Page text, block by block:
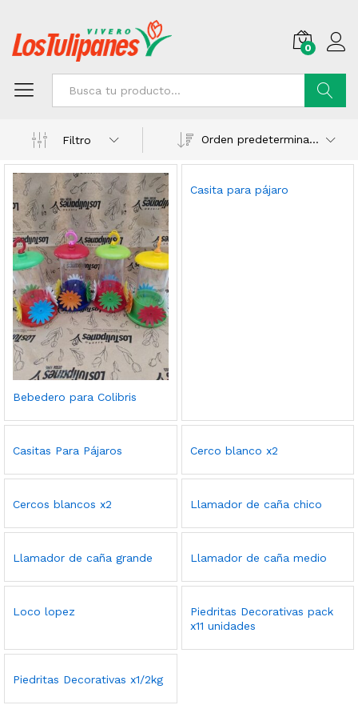
0
Filtro
Orden predeterminado
Bebedero para Colibris
Casita para pájaro
Casitas Para Pájaros Cerco blanco x2
Cercos blancos x2 Llamador de caña chico
Llamador de caña grande Llamador de caña medio
Loco lopez
Piedritas Decorativas pack
x11 unidades
Piedritas Decorativas x1/2kg